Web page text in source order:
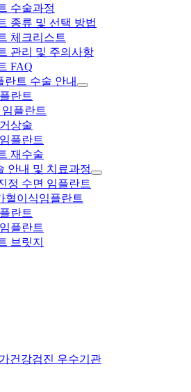
수술과정
종류 및 선택 방법
체크리스트
관리 및 주의사항
FAQ
란트 수술 안내
란트
플란트
상술
플란트
재수술
안내 및 치료과정
정 수면 임플란트
혈이식임플란트
란트
플란트
브릿지
건강검진 우수기관